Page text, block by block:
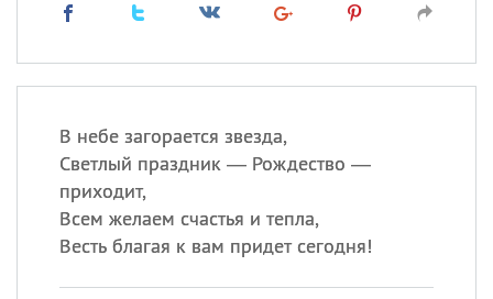
В небе загорается звезда,
Светлый праздник — Рождество —
приходит,
Всем желаем счастья и тепла,
Весть благая к вам придет сегодня!